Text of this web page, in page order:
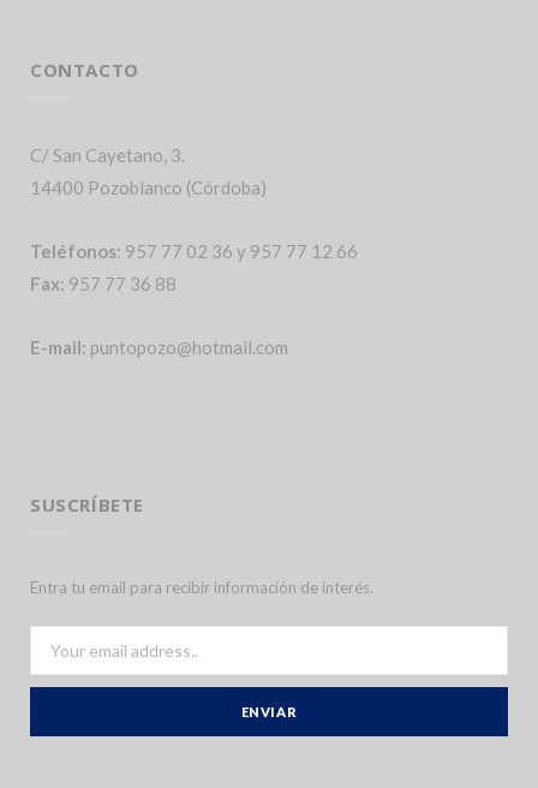
CONTACTO
C/ San Cayetano, 3.
14400 Pozoblanco (Córdoba)
Teléfonos: 957 77 02 36 y 957 77 12 66
Fax: 957 77 36 88
E-mail: puntopozo@hotmail.com
SUSCRÍBETE
Entra tu email para recibir información de interés.